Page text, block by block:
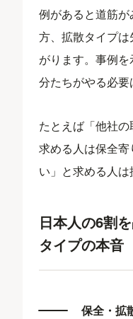
例があると道筋
方、拡散タイプ
がります。事例
分たちがやる必要
たとえば「他社
求める人は保全
い」と求める人は
日本人の6割
タイプの本音
保全・拡